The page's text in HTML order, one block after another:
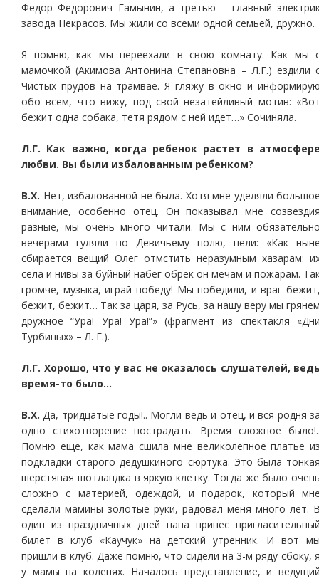
Федор Федорович Гамынин, а третью – главный
завода Некрасов. Мы жили со всеми одной семьей, дружно.
Я помню, как мы переехали в свою комнату. Как мы
мамочкой (Акимова Антонина Степановна – Л.Г.) ездили
Чистых прудов на трамвае. Я гляжу в окно и
обо всем, что вижу, под свой незатейливый мотив:
бежит одна собака, тетя рядом с ней идет…» Сочиняла.
Л.Г. Как важно, когда ребенок растет в
любви. Вы были избалованным ребенком?
В.Х. Нет, избалованной не была. Хотя мне уделяли
внимание, особенно отец. Он показывал мне
разные, мы очень много читали. Мы с ним
вечерами гуляли по Девичьему полю, пели: «Как
сбирается вещий Олег отмстить неразумным хазарам:
села и нивы за буйный набег обрек он мечам и пожарам.
громче, музыка, играй победу! Мы победили, и враг
бежит, бежит… Так за царя, за Русь, за нашу веру мы
дружное “Ура! Ура! Ура!”» (фрагмент из спектакля
Турбиных» – Л. Г.).
Л.Г. Хорошо, что у вас не оказалось слушателей,
время-то было…
В.Х. Да, тридцатые годы!.. Могли ведь и отец, и вся родня
одно стихотворение пострадать. Время сложное
Помню еще, как мама сшила мне великолепное платье
подкладки старого дедушкиного сюртука. Это была
шерстяная шотландка в яркую клетку. Тогда же было
сложно с материей, одеждой, и подарок, который
сделали мамины золотые руки, радовал меня много лет.
один из праздничных дней папа принес
билет в клуб «Каучук» на детский утренник. И вот
пришли в клуб. Даже помню, что сидели на 3-м ряду сбоку,
у мамы на коленях. Началось представление, и